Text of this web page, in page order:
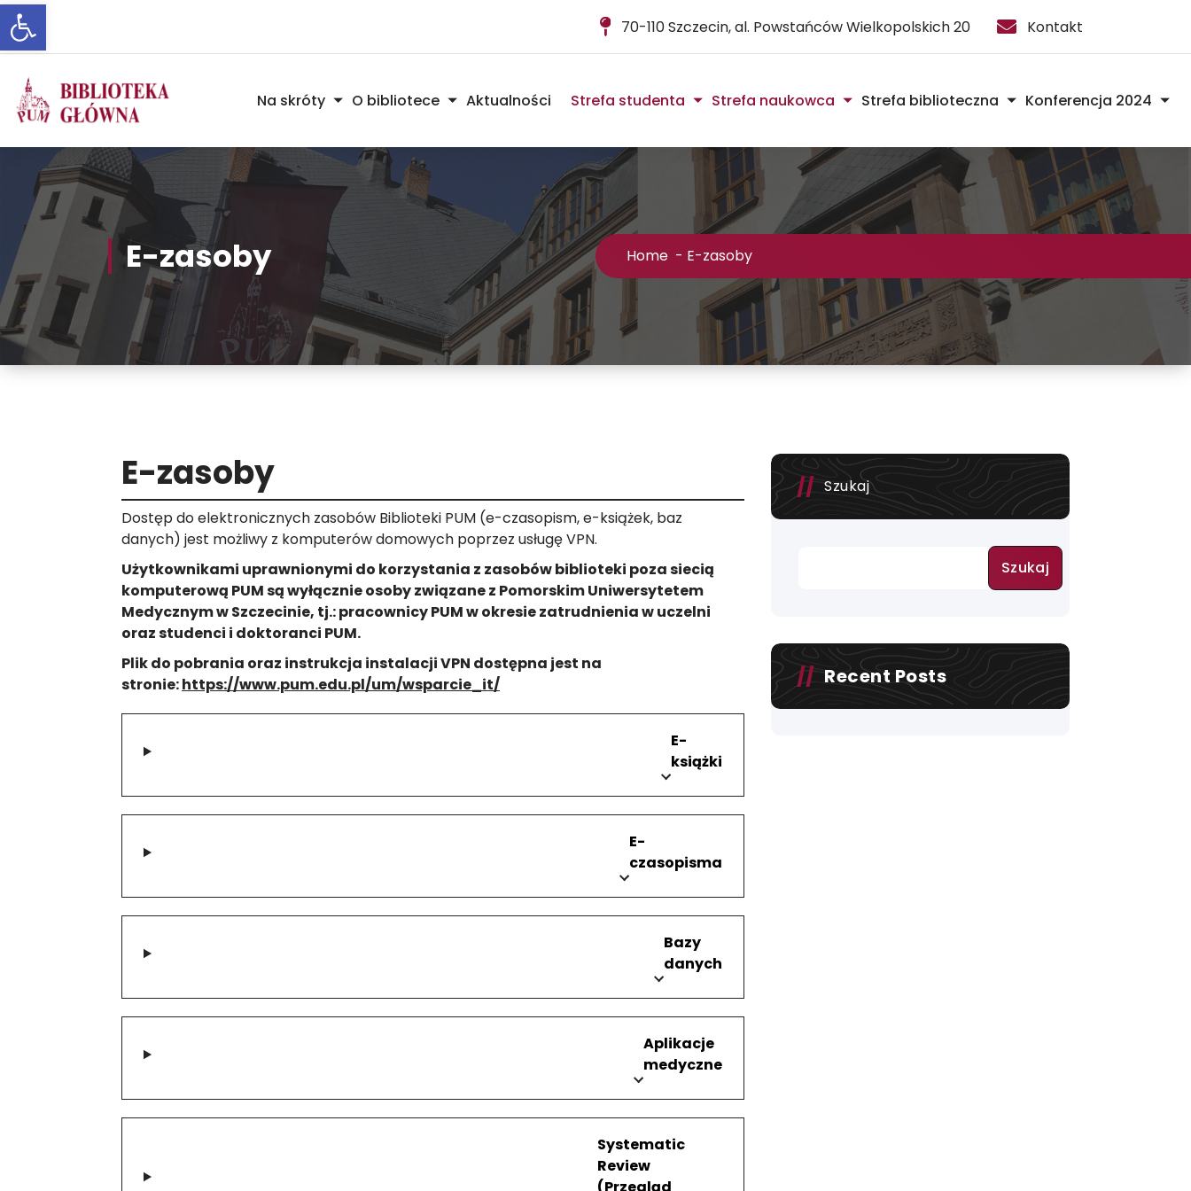
Otwórz pasek narzędzi
Skip
to
Content
70-110 Szczecin, al. Powstańców Wielkopolskich 20 Kontakt
Na skróty O bibliotece Aktualności Strefa studenta Strefa naukowca Strefa biblioteczna Konferencja 2024
E-zasoby Home - E-zasoby
E-zasoby
Dostęp do elektronicznych zasobów Biblioteki PUM (e-czasopism, e-książek, baz
danych) jest możliwy z komputerów domowych poprzez usługę VPN.
Użytkownikami uprawnionymi do korzystania z zasobów biblioteki poza siecią
komputerową PUM są wyłącznie osoby związane z Pomorskim Uniwersytetem
Medycznym w Szczecinie, tj.: pracownicy PUM w okresie zatrudnienia w uczelni
oraz studenci i doktoranci PUM.
Plik do pobrania oraz instrukcja instalacji VPN dostępna jest na
stronie:https://www.pum.edu.pl/um/wsparcie_it/
E-
książki
E-
czasopisma
Bazy
danych
Aplikacje
medyczne
Systematic
Review
Szukaj
Szukaj
Recent Posts